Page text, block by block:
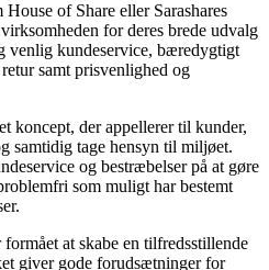
of Share eller Sarashares
for deres brede udvalg
venlig kundeservice, bæredygtigt
samt prisvenlighed og
koncept, der appellerer til kunder,
samtidig tage hensyn til miljøet.
og bestræbelser på at gøre
som muligt har bestemt
at skabe en tilfredsstillende
giver gode forudsætninger for